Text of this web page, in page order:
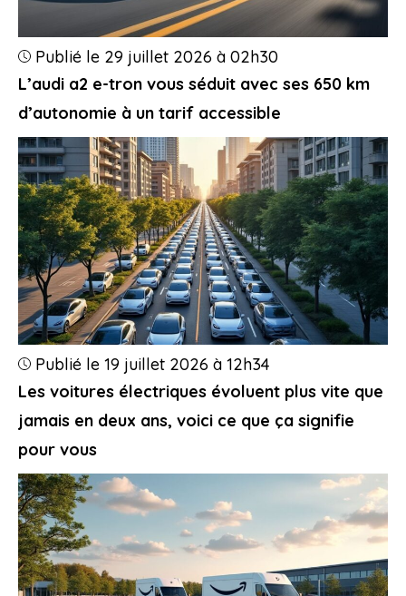
L’audi a2 e-tron vous séduit avec ses 650 km
d’autonomie à un tarif accessible
Publié le 29 juillet 2026 à 02h30
Les voitures électriques évoluent plus vite que
jamais en deux ans, voici ce que ça signifie
pour vous
Publié le 19 juillet 2026 à 12h34